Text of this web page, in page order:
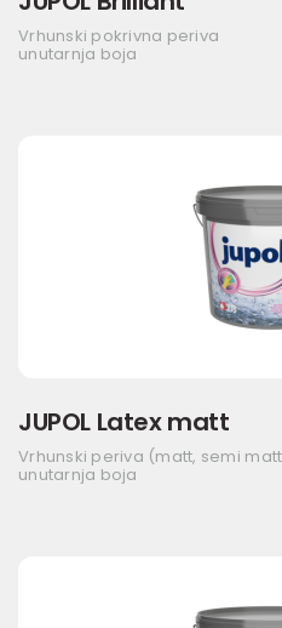
Vrhunski pokrivna periva
unutarnja boja
JUPOL Latex matt
Vrhunski periva (matt, semi
unutarnja boja